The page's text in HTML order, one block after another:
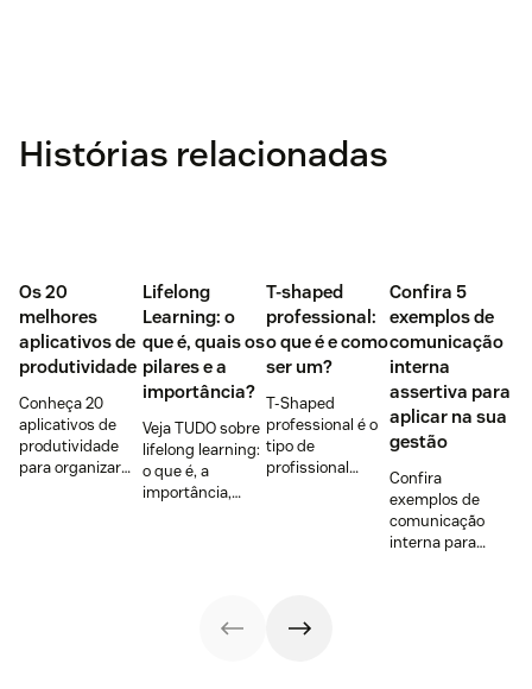
Histórias relacionadas
Os 20
melhores
aplicativos de
produtividade
Conheça 20
aplicativos de
produtividade
para organizar
Lifelong
Learning: o
que é, quais os
pilares e a
importância?
Veja TUDO sobre
lifelong learning:
o que é, a
importância,
muito mais!
T-shaped
professional:
o que é e como
ser um?
T-Shaped
professional é o
tipo de
profissional
descubra.
Confira 5
exemplos de
comunicação
interna
assertiva para
aplicar na sua
gestão
Confira
exemplos de
comunicação
interna para